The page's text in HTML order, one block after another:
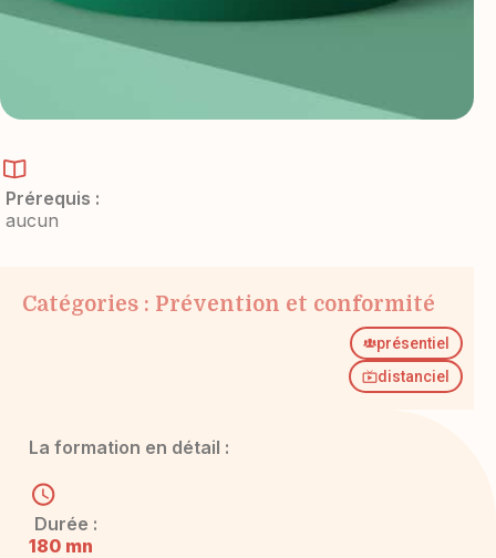
Prérequis :
aucun
Catégories : Prévention et conformité
présentiel
distanciel
La formation en détail :
Durée :
180 mn